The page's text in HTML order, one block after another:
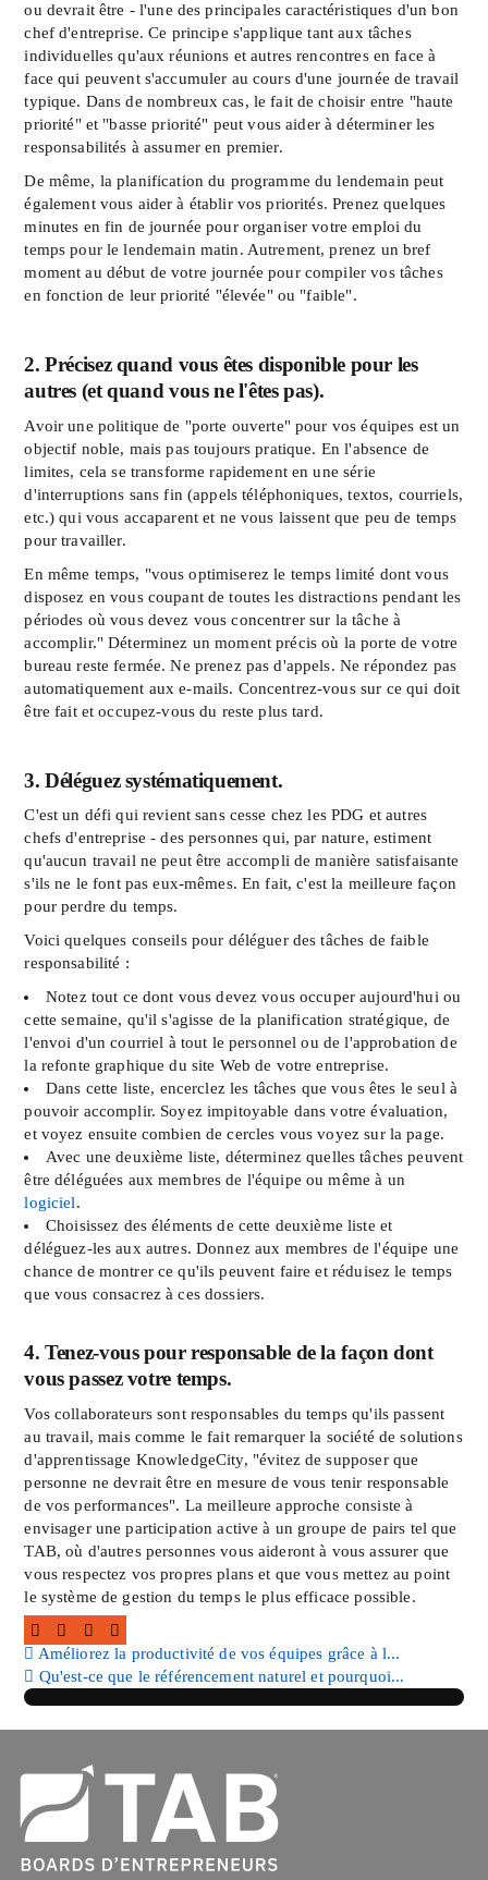
ou devrait être - l'une des principales caractéristiques d'un bon
chef d'entreprise. Ce principe s'applique tant aux tâches
individuelles qu'aux réunions et autres rencontres en face à
face qui peuvent s'accumuler au cours d'une journée de travail
typique. Dans de nombreux cas, le fait de choisir entre "haute
priorité" et "basse priorité" peut vous aider à déterminer les
responsabilités à assumer en premier.
De même, la planification du programme du lendemain peut
également vous aider à établir vos priorités. Prenez quelques
minutes en fin de journée pour organiser votre emploi du
temps pour le lendemain matin. Autrement, prenez un bref
moment au début de votre journée pour compiler vos tâches
en fonction de leur priorité "élevée" ou "faible".
2. Précisez quand vous êtes disponible pour les
autres (et quand vous ne l'êtes pas).
Avoir une politique de "porte ouverte" pour vos équipes est un
objectif noble, mais pas toujours pratique. En l'absence de
limites, cela se transforme rapidement en une série
d'interruptions sans fin (appels téléphoniques, textos, courriels,
etc.) qui vous accaparent et ne vous laissent que peu de temps
pour travailler.
En même temps, "vous optimiserez le temps limité dont vous
disposez en vous coupant de toutes les distractions pendant les
périodes où vous devez vous concentrer sur la tâche à
accomplir." Déterminez un moment précis où la porte de votre
bureau reste fermée. Ne prenez pas d'appels. Ne répondez pas
automatiquement aux e-mails. Concentrez-vous sur ce qui doit
être fait et occupez-vous du reste plus tard.
3. Déléguez systématiquement.
C'est un défi qui revient sans cesse chez les PDG et autres
chefs d'entreprise - des personnes qui, par nature, estiment
qu'aucun travail ne peut être accompli de manière satisfaisante
s'ils ne le font pas eux-mêmes. En fait, c'est la meilleure façon
pour perdre du temps.
Voici quelques conseils pour déléguer des tâches de faible
responsabilité :
Notez tout ce dont vous devez vous occuper aujourd'hui ou
cette semaine, qu'il s'agisse de la planification stratégique, de
l'envoi d'un courriel à tout le personnel ou de l'approbation de
la refonte graphique du site Web de votre entreprise.
Dans cette liste, encerclez les tâches que vous êtes le seul à
pouvoir accomplir. Soyez impitoyable dans votre évaluation,
et voyez ensuite combien de cercles vous voyez sur la page.
Avec une deuxième liste, déterminez quelles tâches peuvent
être déléguées aux membres de l'équipe ou même à un
logiciel.
Choisissez des éléments de cette deuxième liste et
déléguez-les aux autres. Donnez aux membres de l'équipe une
chance de montrer ce qu'ils peuvent faire et réduisez le temps
que vous consacrez à ces dossiers.
4. Tenez-vous pour responsable de la façon dont
vous passez votre temps.
Vos collaborateurs sont responsables du temps qu'ils passent
au travail, mais comme le fait remarquer la société de solutions
d'apprentissage KnowledgeCity, "évitez de supposer que
personne ne devrait être en mesure de vous tenir responsable
de vos performances". La meilleure approche consiste à
envisager une participation active à un groupe de pairs tel que
TAB, où d'autres personnes vous aideront à vous assurer que
vous respectez vos propres plans et que vous mettez au point
le système de gestion du temps le plus efficace possible.
Améliorez la productivité de vos équipes grâce à l...
Qu'est-ce que le référencement naturel et pourquoi...